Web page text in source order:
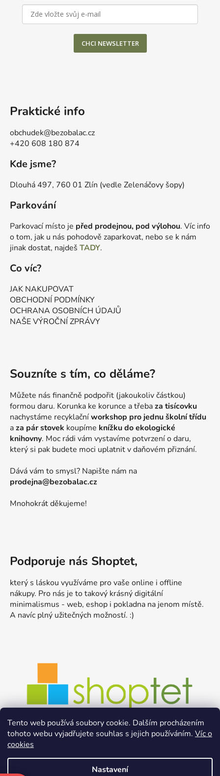
Tento web používá soubory cookie. Dalším procházením
tohoto webu vyjadřujete souhlas s jejich používáním. Víc o
cookies
Nastavení
CHCI NEWSLETTER
Praktické info
obchudek@bezobalac.cz
+420 608 180 874
Kde jsme?
Dlouhá 497, 760 01 Zlín (vedle Zelenáčovy šopy)
Parkování
Parkovací místo je před prodejnou, pod výlohou. Víc info
o tom, jak u nás pohodově zaparkovat, nebo se k nám
jinak dostat, najdeš TADY.
Co víc?
JAK NAKUPOVAT
OBCHODNÍ PODMÍNKY
OCHRANA OSOBNÍCH ÚDAJŮ
NAŠE VÝROČNÍ ZPRÁVY
Souzníte s tím, co děláme?
Můžete nás finančně podpořit (jakoukoliv částkou)
formou daru. Korunka ke korunce a třebaza tisícovku
nachystáme recyklačníworkshop pro jednu školní třídu
aza pár stovek koupíme knížku do ekologické
knihovny. Moc rádi vám vystavíme potvrzení o daru,
který si pak budete moci uplatnit v daňovém přiznání.
Dává vám to smysl? Napište nám na
prodejna@bezobalac.cz
Mnohokrát děkujeme!
Podporuje nás Shoptet,
který s láskou využíváme pro vaše online i offline
nákupy. Pro nás je to takový krásný digitální
minimalismus - web, eshop i pokladna na jenom místě.
A navíc plný užitečných možností. :)